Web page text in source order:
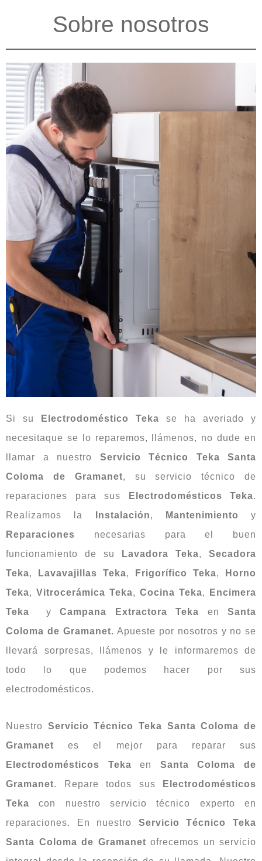
Sobre nosotros
Si su Electrodoméstico Teka se ha averiado y
necesitaque se lo reparemos, llámenos, no dude en
llamar a nuestro Servicio Técnico Teka Santa
Coloma de Gramanet, su servicio técnico de
reparaciones para sus
Electrodomésticos Teka.
Realizamos la
Instalación, Mantenimiento
y
Reparaciones necesarias para el buen
funcionamiento de su
Lavadora Teka, Secadora
Teka, Lavavajillas Teka, Frigorífico Teka,
Horno
Teka, Vitrocerámica Teka, Cocina Teka,
Encimera
Teka yCampana Extractora Teka enSanta
Coloma de Gramanet.Apueste por nosotros y no se
llevará sorpresas, llámenos y le informaremos de
todo lo que podemos hacer por sus
electrodomésticos.
Nuestro Servicio Técnico Teka Santa Coloma de
Gramanetes el mejor para reparar sus
Electrodomésticos Teka en Santa Coloma de
Gramanet. Repare todos sus
Electrodomésticos
Teka con nuestro servicio técnico experto en
reparaciones. En nuestro Servicio Técnico Teka
Santa Coloma de Gramanet ofrecemos un servicio